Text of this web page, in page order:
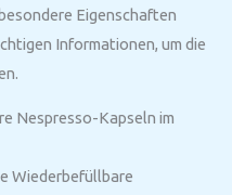
Eigenschaften
Informationen, um die
Nespresso-Kapseln im
Wiederbefüllbare